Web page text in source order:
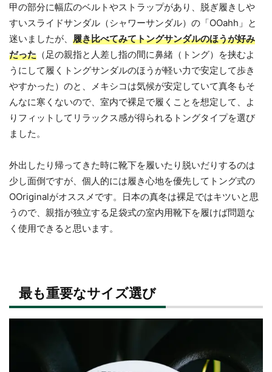
甲の部分に幅広のベルトやストラップがあり、脱ぎ履きしや
すいスライドサンダル（シャワーサンダル）の「OOahh」と
迷いましたが、 履き比べてみてトングサンダルのほうが好み
だった （足の親指と人差し指の間に鼻緒（トング）を挟むよ
うにして履くトングサンダルのほうが軽い力で安定して歩き
やすかった）のと、メキシコは気候が安定していて真冬もそ
んなに寒くないので、室内で裸足で履くことを想定して、よ
りフィットしてリラックス感が得られるトングタイプを選び
ました。
外出したり帰ってきた時に靴下を履いたり脱いだりするのは
少し面倒ですが、個人的には履き心地を優先してトング式の
OOriginalがオススメです。日本の真冬は裸足ではキツいと思
うので、親指が独立する足袋式の室内用靴下を履けば問題な
く使用できると思います。
最も重要なサイズ選び